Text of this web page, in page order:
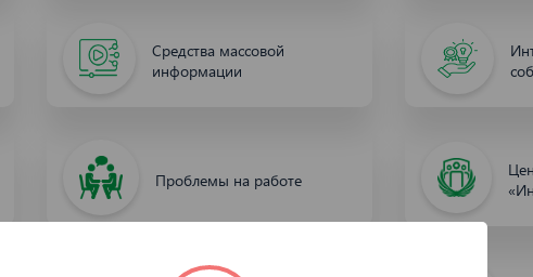
Средства массовой
информации
Проблемы на работе